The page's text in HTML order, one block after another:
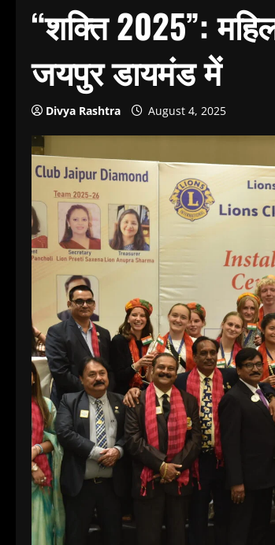
“शक्ति 2025”:
जयपुर डायमंड में
Divya Rashtra August 4, 2025